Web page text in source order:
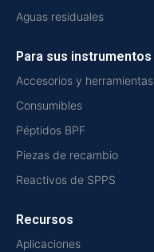
Aguas residuales
Para sus instrumentos
Accesorios y herramientas
Consumibles
Péptidos BPF
Piezas de recambio
Reactivos de SPPS
Recursos
Aplicaciones